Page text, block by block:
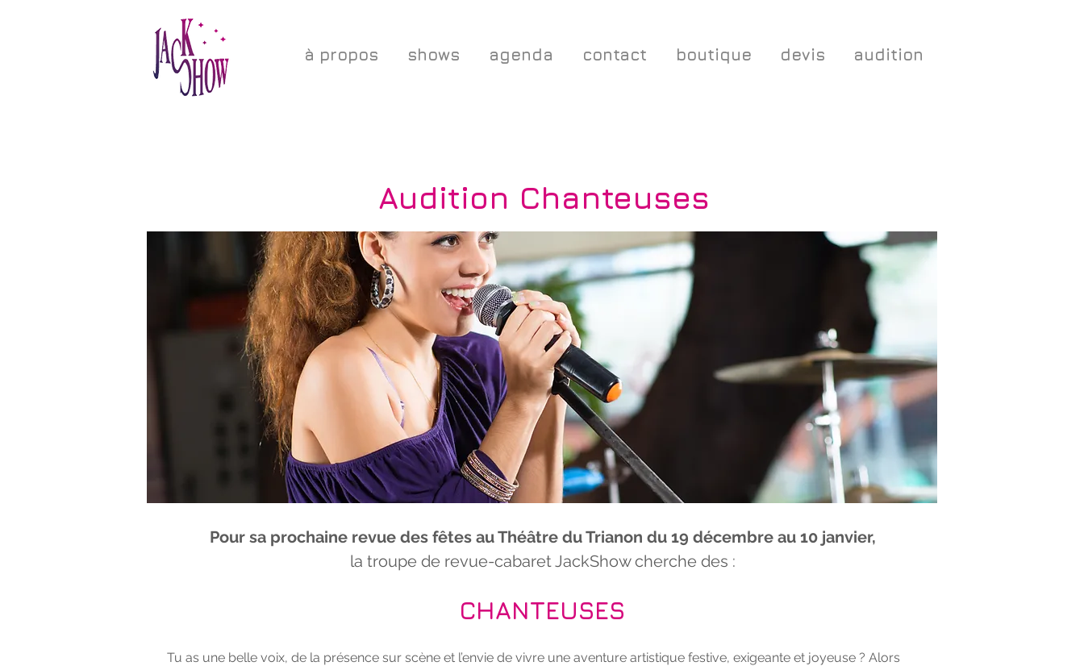
à propos shows agenda contact boutique devis audition
Pour sa prochaine revue des fêtes au Théâtre du Trianon du 19 décembre au 10 janvier,
la troupe de revue-cabaret JackShow cherche des :
CHANTEUSES
Tu as une belle voix, de la présence sur scène et l’envie de vivre une aventure artistique festive, exigeante et joyeuse ? Alors
Audition Chanteuses